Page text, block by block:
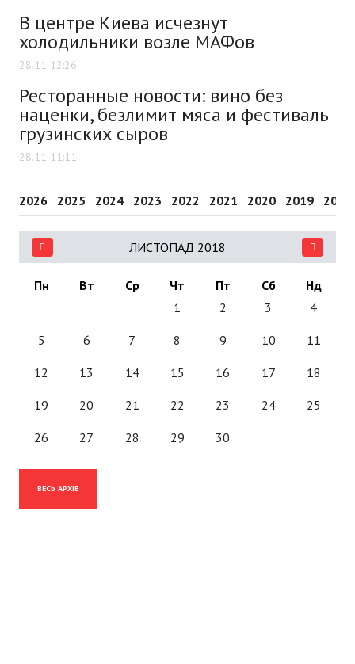
В центре Киева исчезнут
холодильники возле МАФов
28.11 12:26
Ресторанные новости: вино без
наценки, безлимит мяса и фестиваль
грузинских сыров
28.11 11:11
2026 2025 2024 2023 2022 2021 2020 2019 2018
ЛИСТОПАД 2018
Пн Вт Ср Чт Пт Сб
Нд
1
2 3 4
5 6 7 8 9 10 11
12 13 14 15 16 17 18
19 20 21 22 23 24 25
26 27 28 29 30
ВЕСЬ АРХІВ